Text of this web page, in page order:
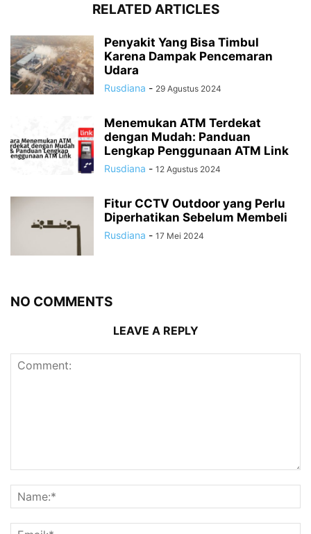
RELATED ARTICLES
Penyakit Yang Bisa Timbul
Karena Dampak Pencemaran
Udara
Rusdiana - 29 Agustus 2024
Menemukan ATM Terdekat
dengan Mudah: Panduan
Lengkap Penggunaan ATM Link
Rusdiana - 12 Agustus 2024
Fitur CCTV Outdoor yang Perlu
Diperhatikan Sebelum Membeli
Rusdiana - 17 Mei 2024
NO COMMENTS
LEAVE A REPLY